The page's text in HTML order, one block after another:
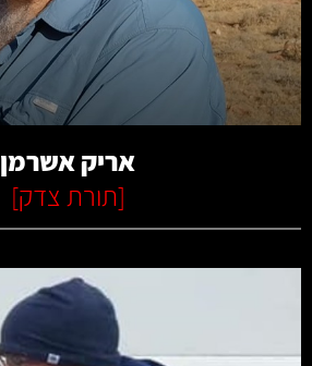
קרא עוד
אריק אשרמן
[תורת צדק]